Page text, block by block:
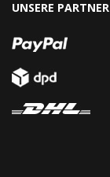
UNSERE PARTNER